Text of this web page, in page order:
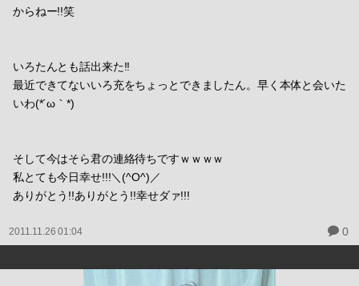
からねー!!笑
いろたんとも話出来た!!
最近できてないいろ充をちょっとできましたん。早く本体と会いた
いわ(*´ω｀*)
そして今はそら君の連絡待ちですｗｗｗｗ
私とても今日幸せ!!!＼(^O^)／
ありがとう!!ありがとう!!幸せダァ!!!
2011.11.26 01:04 0